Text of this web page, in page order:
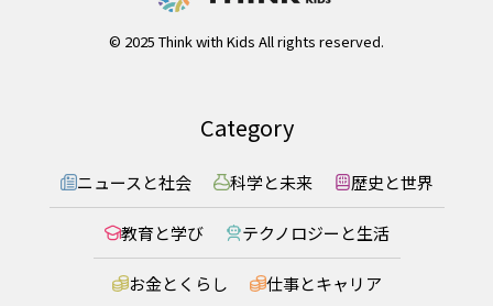
© 2025 Think with Kids All rights reserved.
Category
ニュースと社会 科学と未来 歴史と世界
教育と学び テクノロジーと生活
お金とくらし 仕事とキャリア